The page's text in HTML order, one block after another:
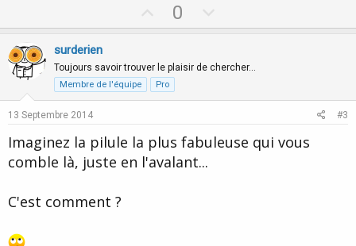
p
o
t
e
0
o
n
o
e
surderien
Toujours savoir trouver le plaisir de chercher…
Membre de l'équipe Pro
13 Septembre 2014 #3
Imaginez la pilule la plus fabuleuse qui vous
comble là, juste en l'avalant...
C'est comment ?